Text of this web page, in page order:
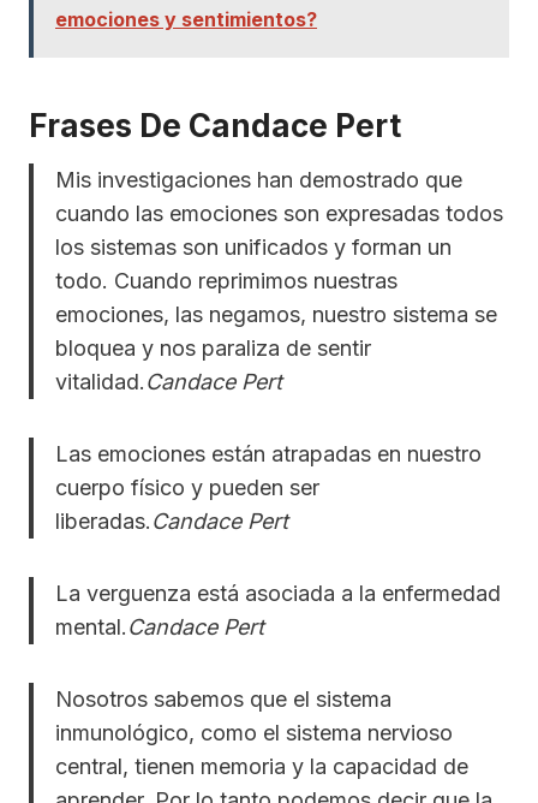
emociones y sentimientos?
Frases De Candace Pert
Mis investigaciones han demostrado que
cuando las emociones son expresadas todos
los sistemas son unificados y forman un
todo. Cuando reprimimos nuestras
emociones, las negamos, nuestro sistema se
bloquea y nos paraliza de sentir
vitalidad.Candace Pert
Las emociones están atrapadas en nuestro
cuerpo físico y pueden ser
liberadas.Candace Pert
La verguenza está asociada a la enfermedad
mental.Candace Pert
Nosotros sabemos que el sistema
inmunológico, como el sistema nervioso
central, tienen memoria y la capacidad de